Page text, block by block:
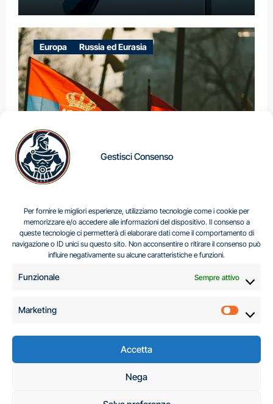
Gestisci Consenso
Per fornire le migliori esperienze, utilizziamo tecnologie come i cookie per
memorizzare e/o accedere alle informazioni del dispositivo. Il consenso a
queste tecnologie ci permetterà di elaborare dati come il comportamento di
navigazione o ID unici su questo sito. Non acconsentire o ritirare il consenso può
influire negativamente su alcune caratteristiche e funzioni.
Funzionale Sempre attivo
Marketing
Accetta
Nega
Europa Russia ed Eurasia
Centro Analisi e Studi Italus © Tutti i diritti riservati
C.A.S.I. – Centro
Analisi e Studi Italus